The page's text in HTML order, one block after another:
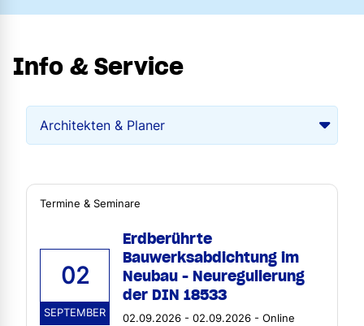
Info & Service
Termine & Seminare
02
SEPTEMBER
Erdberührte
Bauwerksabdichtung im
Neubau - Neuregulierung
der DIN 18533
02.09.2026 - 02.09.2026 - Online